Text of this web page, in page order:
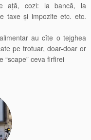
ață, cozi: la bancă, la
taxe și impozite etc. etc.
au cîte o tejghea
pe trotuar, doar-doar or
“scape” ceva firfirei